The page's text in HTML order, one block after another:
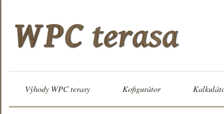
Výhody WPC terasy Kofigurátor